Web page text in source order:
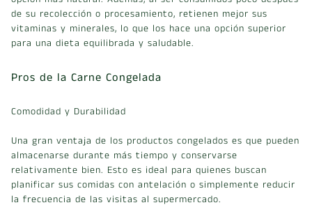
de su recolección o procesamiento, retienen mejor sus
vitaminas y minerales, lo que los hace una opción superior
para una dieta equilibrada y saludable.
Pros de la Carne Congelada
Comodidad y Durabilidad
Una gran ventaja de los productos congelados es que pueden
almacenarse durante más tiempo y conservarse
relativamente bien. Esto es ideal para quienes buscan
planificar sus comidas con antelación o simplemente reducir
la frecuencia de las visitas al supermercado.